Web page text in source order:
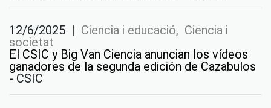
12/6/2025 | Ciencia i educació, Ciencia i
societat
El CSIC y Big Van Ciencia anuncian los vídeos
ganadores de la segunda edición de Cazabulos
- CSIC